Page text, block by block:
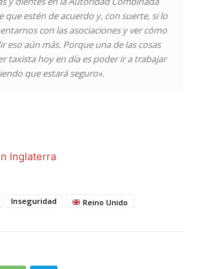
que estén de acuerdo y, con suerte, si lo
con las asociaciones y ver cómo
eso aún más. Porque una de las cosas
taxista hoy en día es poder ir a trabajar
que estará seguro».
Inseguridad Reino Unido